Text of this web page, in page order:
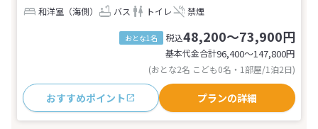
和洋室（海側）
バス トイレ 禁煙
おとな1名 税込48,200～73,900円
基本代金合計96,400〜147,800円
(おとな2名 こども0名・1部屋/1泊2日)
おすすめポイント プランの詳細